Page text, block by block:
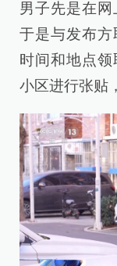
男子先是在网
于是与发布
时间和地点
小区进行张贴